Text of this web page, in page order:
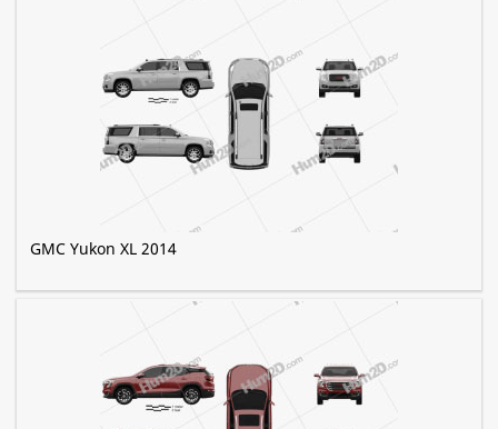
GMC Yukon XL 2014